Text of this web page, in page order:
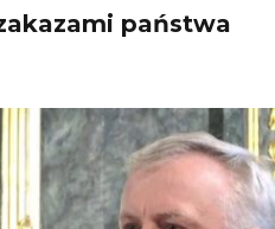
państwa